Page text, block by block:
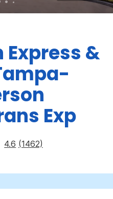
&
Exp
4.6 (1462)